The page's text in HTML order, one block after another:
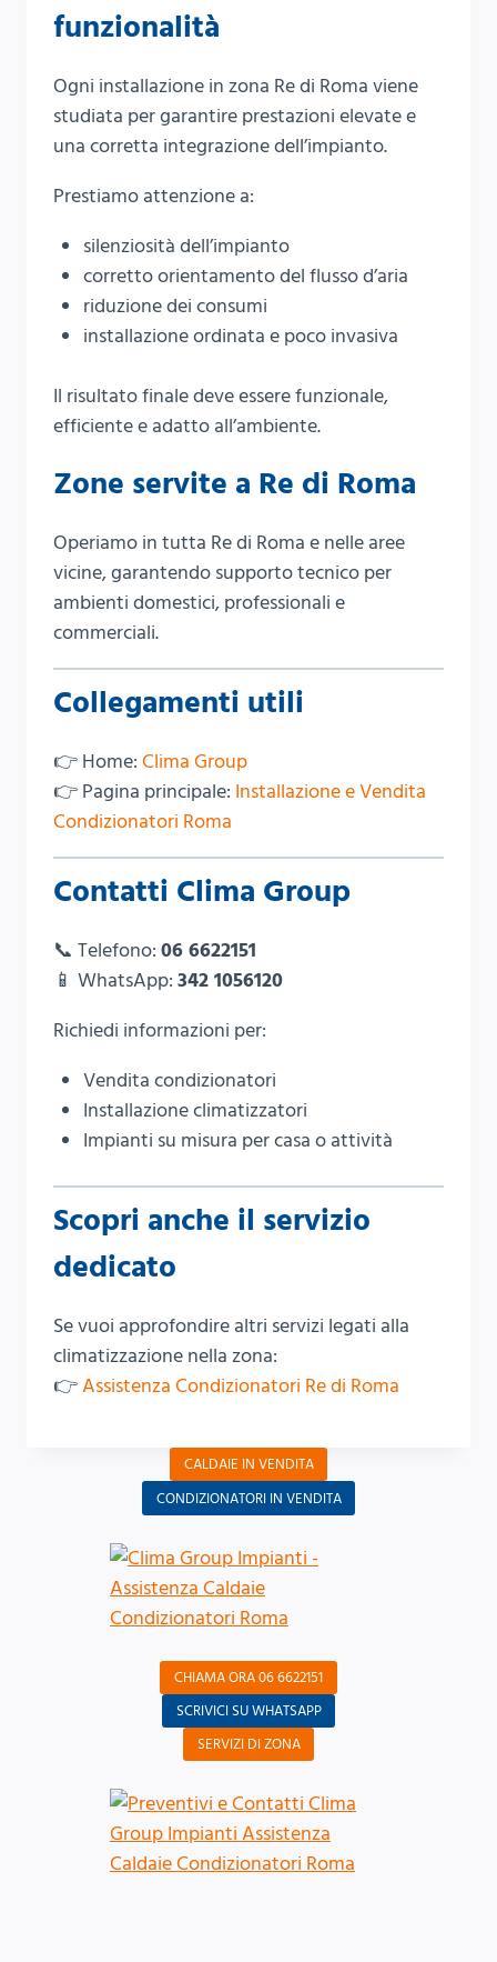
funzionalità
Ogni installazione in zona Re di Roma viene
studiata per garantire prestazioni elevate e
una corretta integrazione dell’impianto.
Prestiamo attenzione a:
silenziosità dell’impianto
corretto orientamento del flusso d’aria
riduzione dei consumi
installazione ordinata e poco invasiva
Il risultato finale deve essere funzionale,
efficiente e adatto all’ambiente.
Zone servite a Re di Roma
Operiamo in tutta Re di Roma e nelle aree
vicine, garantendo supporto tecnico per
ambienti domestici, professionali e
commerciali.
Collegamenti utili
👉 Home: Clima Group
👉 Pagina principale: Installazione e Vendita
Condizionatori Roma
Contatti Clima Group
📞 Telefono: 06 6622151
📱 WhatsApp: 342 1056120
Richiedi informazioni per:
Vendita condizionatori
Installazione climatizzatori
Impianti su misura per casa o attività
Scopri anche il servizio
dedicato
Se vuoi approfondire altri servizi legati alla
climatizzazione nella zona:
👉Assistenza Condizionatori Re di Roma
CALDAIE IN VENDITA
CONDIZIONATORI IN VENDITA
CHIAMA ORA 06 6622151
SCRIVICI SU WHATSAPP
SERVIZI DI ZONA